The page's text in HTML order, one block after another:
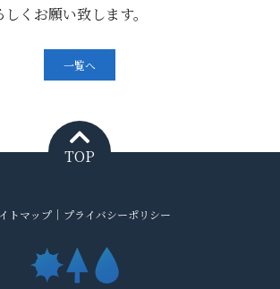
くお願い致します。
一覧へ
TOP
トマップ プライバシーポリシー